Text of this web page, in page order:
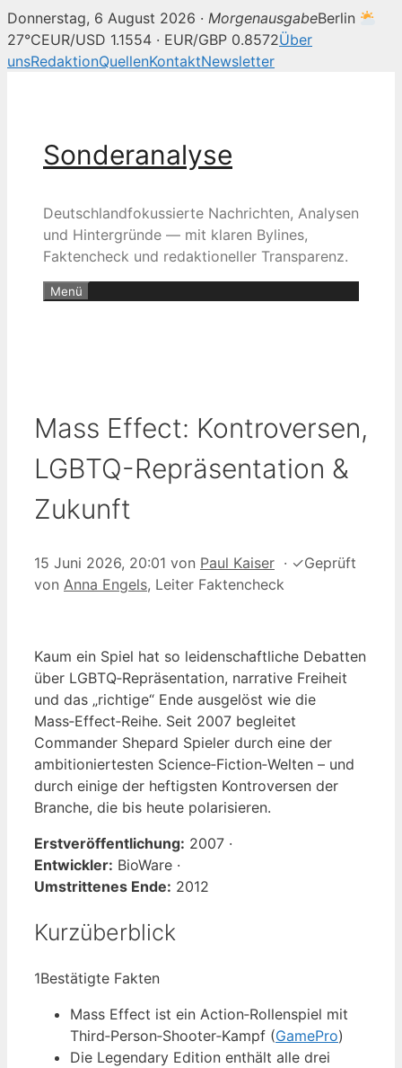
Donnerstag, 6 August 2026 · MorgenausgabeBerlin
27°CEUR/USD 1.1554 · EUR/GBP 0.8572Über
unsRedaktionQuellenKontaktNewsletter
Sonderanalyse
Deutschlandfokussierte Nachrichten, Analysen
und Hintergründe — mit klaren Bylines,
Faktencheck und redaktioneller Transparenz.
Menü
Mass Effect: Kontroversen,
LGBTQ-Repräsentation &
Zukunft
15 Juni 2026, 20:01 von Paul Kaiser · ✓Geprüft
von Anna Engels, Leiter Faktencheck
Kaum ein Spiel hat so leidenschaftliche Debatten
über LGBTQ‑Repräsentation, narrative Freiheit
und das „richtige“ Ende ausgelöst wie die
Mass‑Effect‑Reihe. Seit 2007 begleitet
Commander Shepard Spieler durch eine der
ambitioniertesten Science‑Fiction‑Welten – und
durch einige der heftigsten Kontroversen der
Branche, die bis heute polarisieren.
Erstveröffentlichung: 2007 ·
Entwickler: BioWare ·
Umstrittenes Ende: 2012
Kurzüberblick
1Bestätigte Fakten
Mass Effect ist ein Action‑Rollenspiel mit
Third‑Person‑Shooter‑Kampf (GamePro)
Die Legendary Edition enthält alle drei